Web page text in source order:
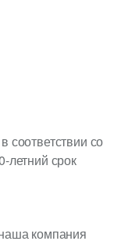
соответствии со
летний срок
компания